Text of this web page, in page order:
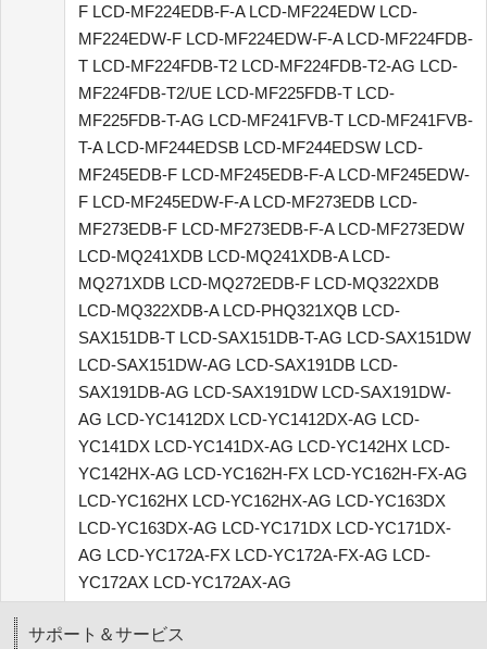
F LCD-MF224EDB-F-A LCD-MF224EDW LCD-
MF224EDW-F LCD-MF224EDW-F-A LCD-MF224FDB-
T LCD-MF224FDB-T2 LCD-MF224FDB-T2-AG LCD-
MF224FDB-T2/UE LCD-MF225FDB-T LCD-
MF225FDB-T-AG LCD-MF241FVB-T LCD-MF241FVB-
T-A LCD-MF244EDSB LCD-MF244EDSW LCD-
MF245EDB-F LCD-MF245EDB-F-A LCD-MF245EDW-
F LCD-MF245EDW-F-A LCD-MF273EDB LCD-
MF273EDB-F LCD-MF273EDB-F-A LCD-MF273EDW
LCD-MQ241XDB LCD-MQ241XDB-A LCD-
MQ271XDB LCD-MQ272EDB-F LCD-MQ322XDB
LCD-MQ322XDB-A LCD-PHQ321XQB LCD-
SAX151DB-T LCD-SAX151DB-T-AG LCD-SAX151DW
LCD-SAX151DW-AG LCD-SAX191DB LCD-
SAX191DB-AG LCD-SAX191DW LCD-SAX191DW-
AG LCD-YC1412DX LCD-YC1412DX-AG LCD-
YC141DX LCD-YC141DX-AG LCD-YC142HX LCD-
YC142HX-AG LCD-YC162H-FX LCD-YC162H-FX-AG
LCD-YC162HX LCD-YC162HX-AG LCD-YC163DX
LCD-YC163DX-AG LCD-YC171DX LCD-YC171DX-
AG LCD-YC172A-FX LCD-YC172A-FX-AG LCD-
YC172AX LCD-YC172AX-AG
サポート＆サービス